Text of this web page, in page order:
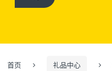
首页 礼品中心